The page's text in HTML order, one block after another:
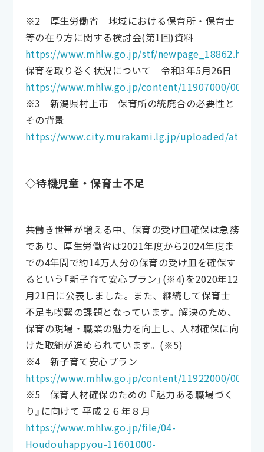
※2 厚生労働省 地域における保育所・保育士
等の在り方に関する検討会(第1回)資料
https://www.mhlw.go.jp/stf/newpage_18862.html
保育を取り巻く状況について 令和3年5月26日
https://www.mhlw.go.jp/content/11907000/
※3 新潟県村上市 保育所の統廃合の必要性と
その背景
https://www.city.murakami.lg.jp/uploaded/
◇待機児童・保育士不足
共働き世帯が増える中、保育の受け皿確保は急務
であり、厚生労働省は2021年度から2024年度ま
での4年間で約14万人分の保育の受け皿を確保す
るという「新子育て安心プラン」(※4)を2020年12
月21日に公表しました。また、継続して保育士
不足も喫緊の課題となっています。解決のため、
保育の現場・職業の魅力を向上し、人材確保に向
けた取組が進められています。(※5)
※4 新子育て安心プラン
https://www.mhlw.go.jp/content/11922000/
※5 保育人材確保のための 『魅力ある職場づく
り』に向けて 平成２６年８月
https://www.mhlw.go.jp/file/04-
Houdouhappyou-11601000-